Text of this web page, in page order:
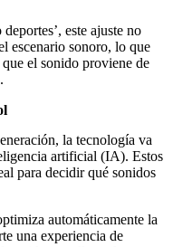
este ajuste no
escenario sonoro, lo que
el sonido proviene de
la tecnología va
artificial (IA). Estos
para decidir qué sonidos
automáticamente la
una experiencia de